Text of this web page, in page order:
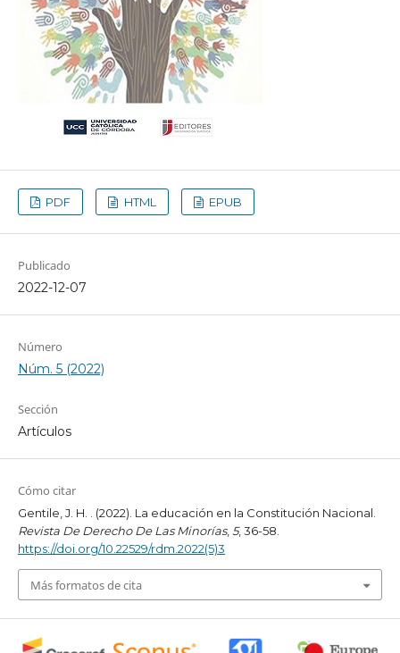
PDF HTML EPUB
Publicado
2022-12-07
Número
Núm. 5 (2022)
Sección
Artículos
Cómo citar
Gentile, J. H. . (2022). La educación en la Constitución Nacional.
Revista De Derecho De Las Minorías,5, 36-58.
https://doi.org/10.22529/rdm.2022(5)3
Más formatos de cita